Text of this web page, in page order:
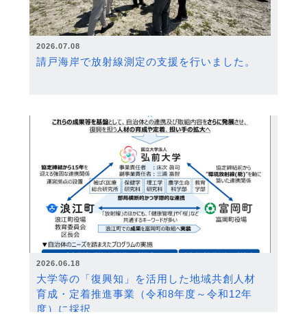
2026.07.08
請戸海岸で放射線測定の支援を行いました。
2026.06.18
大学等の「復興知」を活用した地域共創人材
育成・定着推進事業（令和8年度～令和12年
度）に採択